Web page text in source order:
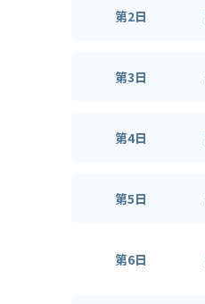
第2日
第3日
第4日
第5日
第6日